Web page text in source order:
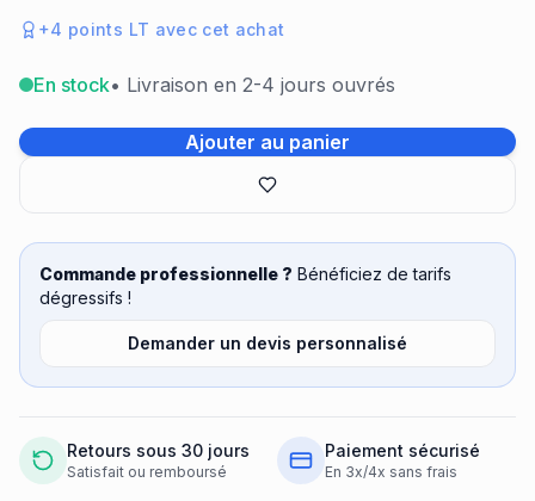
+4 points LT avec cet achat
En stock• Livraison en 2-4 jours ouvrés
Ajouter au panier
Commande professionnelle ? Bénéficiez de tarifs
dégressifs !
Demander un devis personnalisé
Retours sous 30 jours
Satisfait ou remboursé
Paiement sécurisé
En 3x/4x sans frais